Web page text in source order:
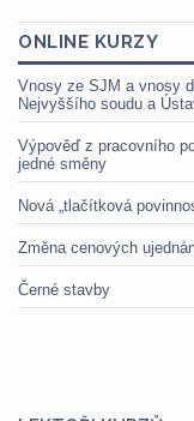
ONLINE KURZY
Vnosy ze SJM a vnosy
Nejvyššího soudu a
Výpověď z pracovního
jedné směny
Nová „tlačítková
Změna cenových
Černé stavby